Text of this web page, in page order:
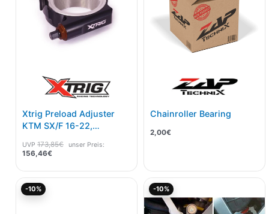
Xtrig Preload Adjuster
KTM SX/F 16-22,
GasGas 21-23
UVP 173,85€ unser Preis:
156,46€
Chainroller Bearing
2,00€
-10% -10%
war:
92,00€
ist: